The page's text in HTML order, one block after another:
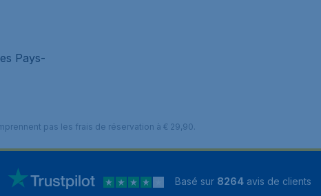
Pays-
pas les frais de réservation à € 29,90.
Basé sur 8264avis de clients